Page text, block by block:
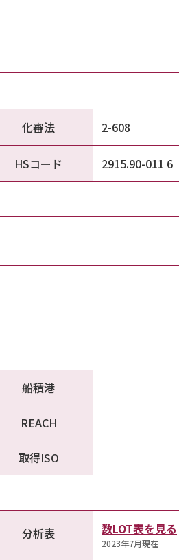
化審法 2-608
HSコード 2915.90-011 6
船積港
REACH
取得ISO
分析表 数LOT表を見る
2023年7月現在